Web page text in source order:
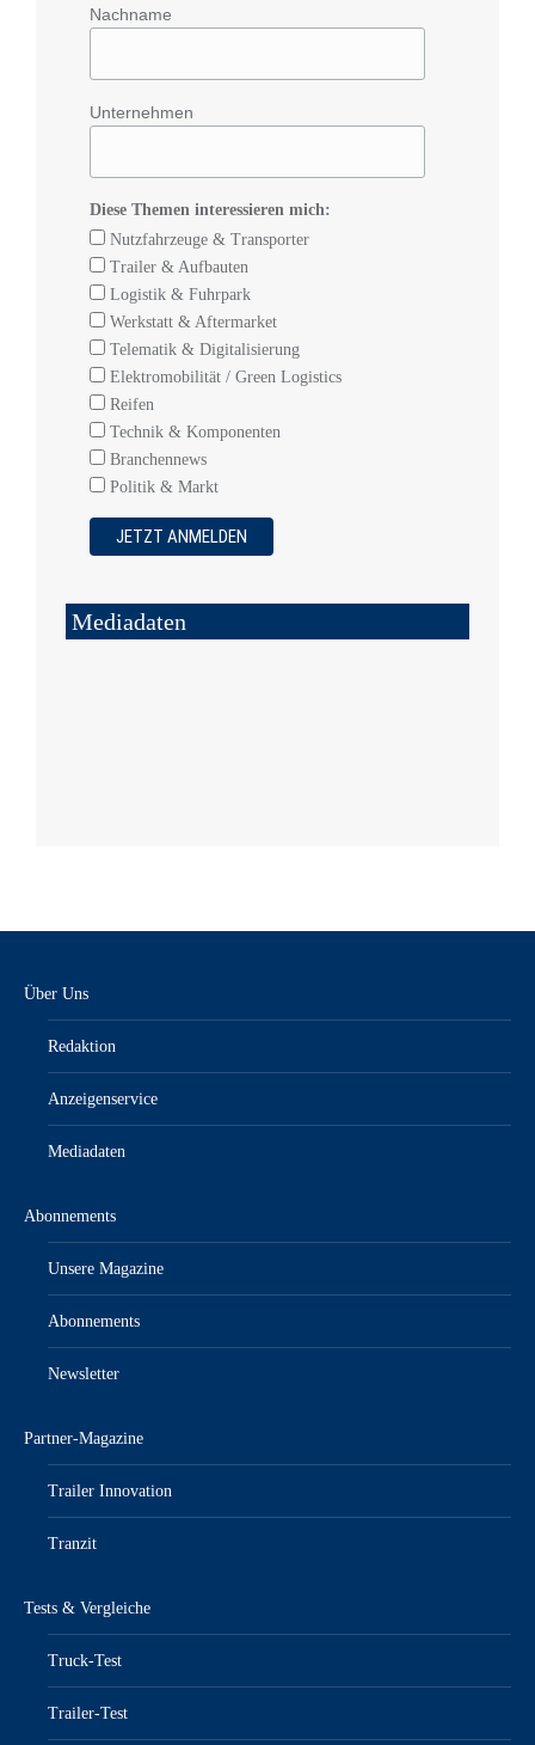
Nachname
Unternehmen
Diese Themen interessieren mich:
Nutzfahrzeuge & Transporter
Trailer & Aufbauten
Logistik & Fuhrpark
Werkstatt & Aftermarket
Telematik & Digitalisierung
Elektromobilität / Green Logistics
Reifen
Technik & Komponenten
Branchennews
Politik & Markt
Mediadaten
Über Uns
Redaktion
Anzeigenservice
Mediadaten
Abonnements
Unsere Magazine
Abonnements
Newsletter
Partner-Magazine
Trailer Innovation
Tranzit
Tests & Vergleiche
Truck-Test
Trailer-Test